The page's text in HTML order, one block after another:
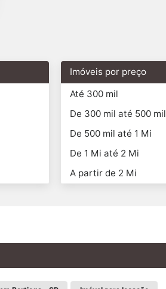
Imóveis por preço
Até 300 mil
De 300 mil até 500 mil
De 500 mil até 1 Mi
De 1 Mi até 2 Mi
A partir de 2 Mi